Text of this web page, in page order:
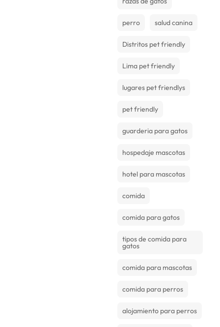
perro salud canina
Distritos pet friendly
Lima pet friendly
lugares pet friendlys
pet friendly
guarderia para gatos
hospedaje mascotas
hotel para mascotas
comida
comida para gatos
tipos de comida para
gatos
comida para mascotas
comida para perros
alojamiento para perros